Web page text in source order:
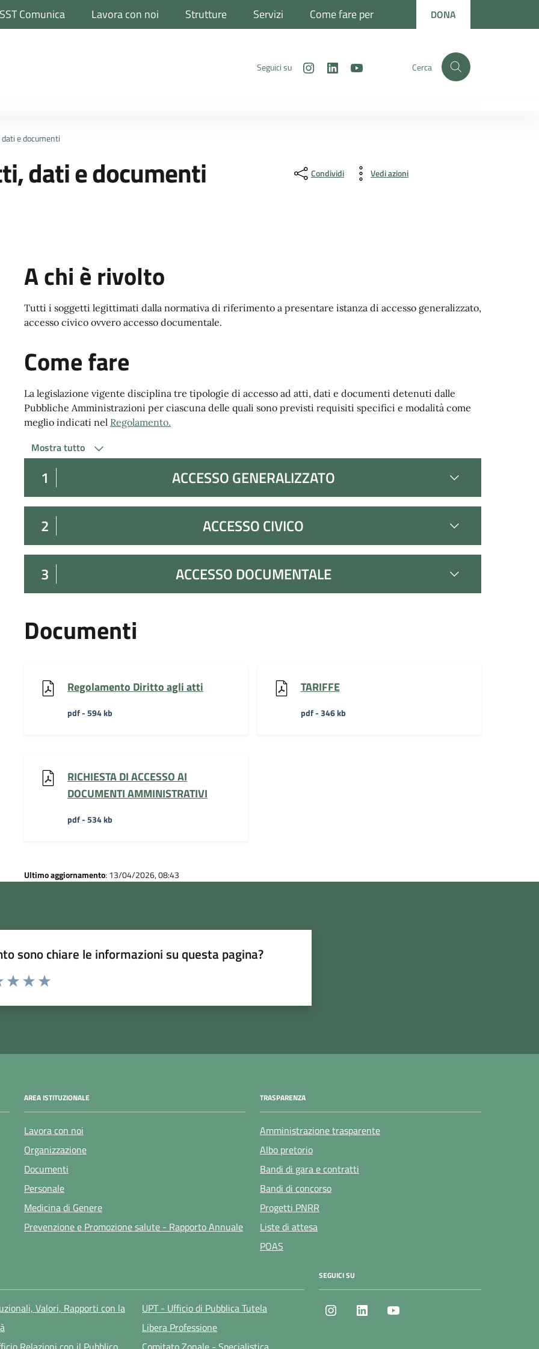
Comunica Lavora con noi Strutture Servizi Come fare per DONA
Seguici su Instagram
LinkedIn Cerca
e documenti
dati e documenti Condividi Vedi azioni
A chi è rivolto
Tutti i soggetti legittimati dalla normativa di riferimento a presentare istanza di accesso generalizzato,
accesso civico ovvero accesso documentale.
Come fare
La legislazione vigente disciplina tre tipologie di accesso ad atti, dati e documenti detenuti dalle
Pubbliche Amministrazioni per ciascuna delle quali sono previsti requisiti specifici e modalità come
meglio indicati nel Regolamento.
Mostra tutto
1 ACCESSO GENERALIZZATO
2 ACCESSO CIVICO
3 ACCESSO DOCUMENTALE
Documenti
Regolamento Diritto agli atti
pdf - 594 kb
TARIFFE
pdf - 346 kb
RICHIESTA DI ACCESSO AI
DOCUMENTI AMMINISTRATIVI
pdf - 534 kb
Ultimo aggiornamento: 13/04/2026, 08:43
sono chiare le informazioni su questa pagina?
AREA ISTITUZIONALE
Lavora con noi
Organizzazione
Documenti
Personale
Medicina di Genere
Prevenzione e Promozione salute - Rapporto Annuale
TRASPARENZA
Amministrazione trasparente
Albo pretorio
Bandi di gara e contratti
Bandi di concorso
Progetti PNRR
Liste di attesa
POAS
Valori, Rapporti con la
UPT - Ufficio di Pubblica Tutela
Libera Professione
SEGUICI SU
Instagram LinkedIn